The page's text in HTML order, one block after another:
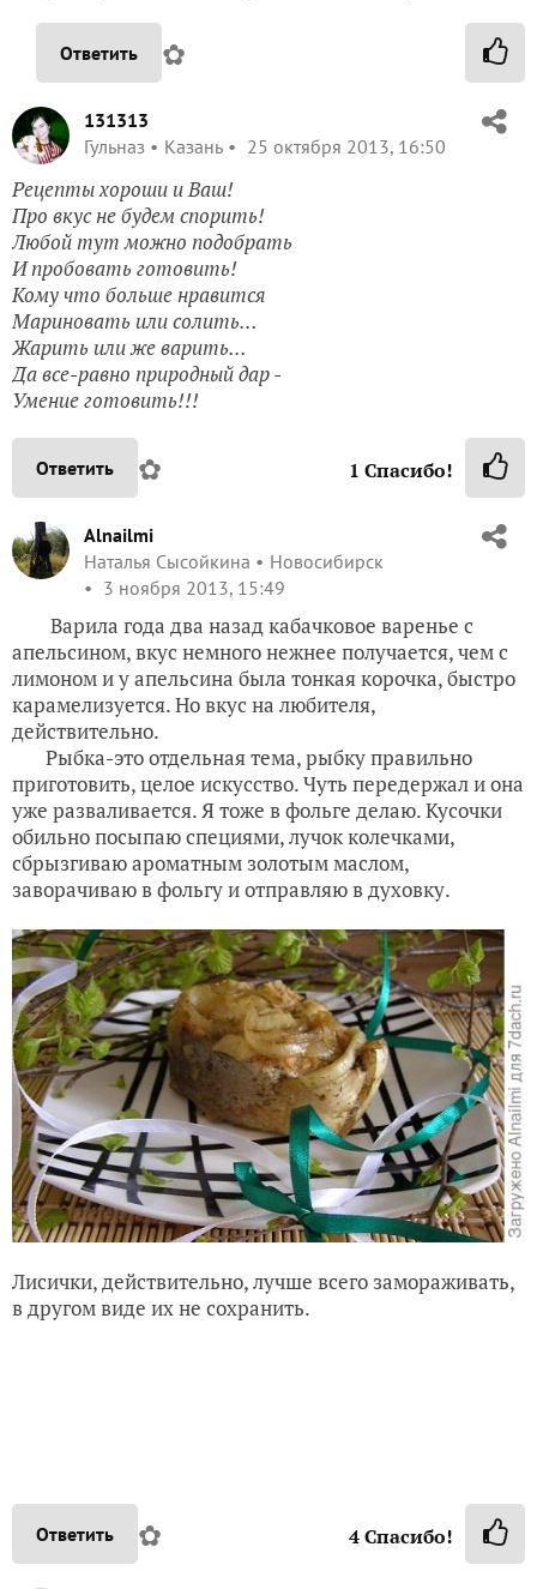
Ответить ✿
131313
Гульназ
Казань 25 октября 2013, 16:50
Рецепты хороши и Ваш!
Про вкус не будем спорить!
Любой тут можно подобрать
И пробовать готовить!
Кому что больше нравится
Мариновать или солить...
Жарить или же варить...
Да все-равно природный дар -
Умение готовить!!!
Ответить ✿ 1 Спасибо!
Alnailmi
Наталья Сысойкина
Новосибирск
3 ноября 2013, 15:49
Варила года два назад кабачковое варенье с
апельсином, вкус немного нежнее получается, чем с
лимоном и у апельсина была тонкая корочка, быстро
карамелизуется. Но вкус на любителя,
действительно.
Рыбка-это отдельная тема, рыбку правильно
приготовить, целое искусство. Чуть передержал и она
уже разваливается. Я тоже в фольге делаю. Кусочки
обильно посыпаю специями, лучок колечками,
сбрызгиваю ароматным золотым маслом,
заворачиваю в фольгу и отправляю в духовку.
Лисички, действительно, лучше всего замораживать,
в другом виде их не сохранить.
Ответить ✿ 4Спасибо!